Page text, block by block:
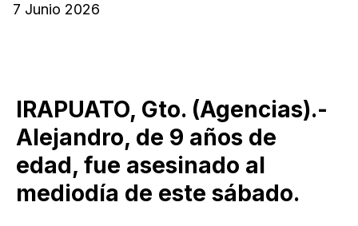
7 Junio 2026
IRAPUATO, Gto. (Agencias).-
Alejandro, de 9 años de
edad, fue asesinado al
mediodía de este sábado.